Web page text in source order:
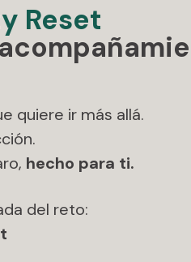
Reset
quiere ir más allá.
hecho para ti.
del reto: